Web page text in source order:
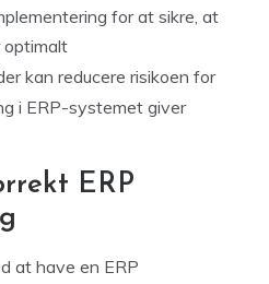
for at sikre, at
kan reducere risikoen for
i ERP-systemet giver
ERP
at have en ERP